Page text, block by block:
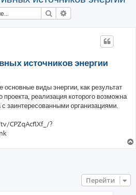
Поиск
источников энергии
виды энергии, как результат
проекта, реализация которого возможна
заинтересованными организациями.
CPZqAcflXf_/?
Перейти